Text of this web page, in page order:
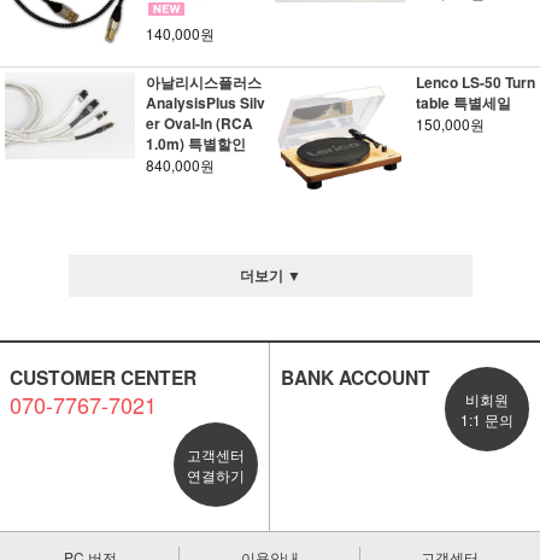
140,000원
아날리시스플러스
AnalysisPlus Silv
er Oval-In (RCA
1.0m) 특별할인
840,000원
Lenco LS-50 Turn
table 특별세일
150,000원
더보기 ▼
CUSTOMER CENTER
070-7767-7021
고객센터
연결하기
BANK ACCOUNT
비회원
1:1 문의